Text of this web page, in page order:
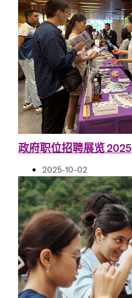
政府职位招聘展览 2025
2025-10-02